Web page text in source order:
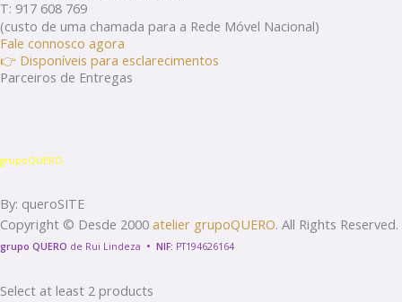
T: 917 608 769
(custo de uma chamada para a Rede Móvel Nacional)
Fale connosco agora
👉 Disponíveis para esclarecimentos
Parceiros de Entregas
grupoQUERO
By: queroSITE
Copyright © Desde 2000 atelier grupoQUERO. All Rights Reserved.
grupo QUERO de Rui Lindeza • NIF: PT194626164
Select at least 2 products